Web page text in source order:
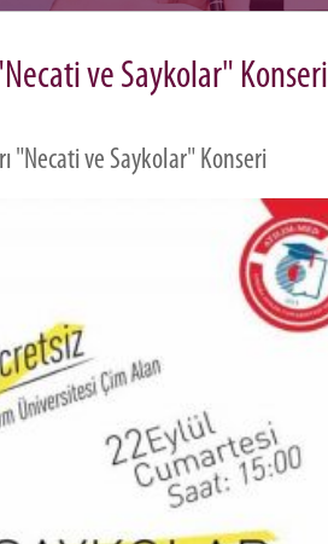
ve Saykolar" Konseri
"Necati ve Saykolar" Konseri